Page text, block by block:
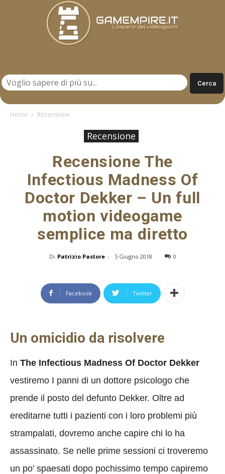
Home Recensione
Recensione
Recensione The
Infectious Madness Of
Doctor Dekker – Un full
motion videogame
semplice ma diretto
Di Patrizio Pastore - 5 Giugno 2018 0
Facebook Twitter
Un omicidio da risolvere
In The Infectious Madness Of Doctor Dekker
vestiremo I panni di un dottore psicologo che
prende il posto del defunto Dekker. Oltre ad
ereditarne tutti i pazienti con i loro problemi più
strampalati, dovremo anche capire chi lo ha
assassinato. Se nelle prime sessioni ci troveremo
un po’ spaesati dopo pochissimo tempo capiremo